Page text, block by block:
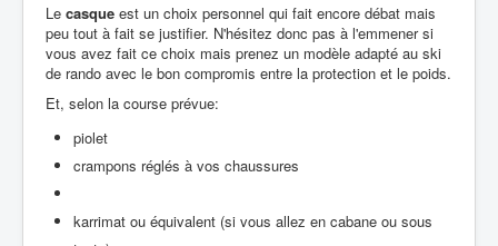
Le casque est un choix personnel qui fait encore débat mais
peu tout à fait se justifier. N'hésitez donc pas à l'emmener si
vous avez fait ce choix mais prenez un modèle adapté au ski
de rando avec le bon compromis entre la protection et le poids.
Et, selon la course prévue:
piolet
crampons réglés à vos chaussures
karrimat ou équivalent (si vous allez en cabane ou sous